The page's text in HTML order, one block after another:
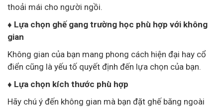
thoải mái cho người ngồi.
♦ Lựa chọn ghế gang trường học phù hợp với không
gian
Không gian của bạn mang phong cách hiện đại hay cổ
điển cũng là yếu tố quyết định đến lựa chọn của bạn.
♦ Lựa chọn kích thước phù hợp
Hãy chú ý đến không gian mà bạn đặt ghế băng ngoài